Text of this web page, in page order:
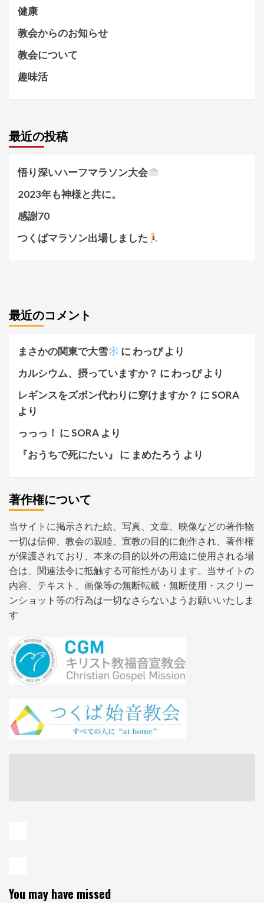
健康
教会からのお知らせ
教会について
趣味活
最近の投稿
悟り深いハーフマラソン大会
2023年も神様と共に。
感謝70
つくばマラソン出場しました
最近のコメント
まさかの関東で大雪 に わっぴより
カルシウム、摂っていますか？ に わっぴより
レギンスをズボン代わりに穿けますか？ にSORA
より
っっっ！ にSORA より
『おうちで死にたい』
に まめたろう より
著作権について
当サイトに掲示された絵、写真、文章、映像などの著作物
一切は信仰、教会の親睦、宣教の目的に創作され、著作権
が保護されており、本来の目的以外の用途に使用される場
合は、関連法令に抵触する可能性があります。当サイトの
内容、テキスト、画像等の無断転載・無断使用・スクリー
ンショット等の行為は一切なさらないようお願いいたしま
す
You may have missed